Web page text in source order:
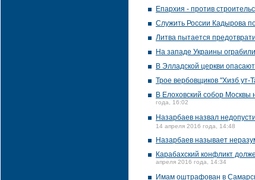
Епархия - против
Служить России Кадырова
Литва пытается
На западе Украины
В Элладской церкви
Трое вербовщиков "Хизб ут-
В Елоховский собор Москвы
года, 16:02
Назарбаев назвал
14 апреля 2016 года, 14:48
Назарбаев называет
Карабахский конфликт
апреля 2016 года, 14:34
Имам оштрафован в